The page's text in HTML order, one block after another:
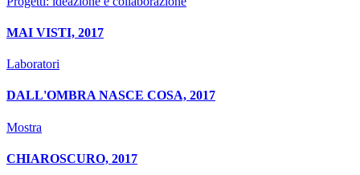
MAI VISTI, 2017
Laboratori
DALL'OMBRA NASCE COSA, 2017
Mostra
CHIAROSCURO, 2017